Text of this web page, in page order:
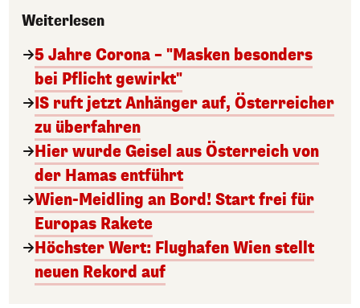
Weiterlesen
5 Jahre Corona – "Masken besonders
bei Pflicht gewirkt"
IS ruft jetzt Anhänger auf, Österreicher
zu überfahren
Hier wurde Geisel aus Österreich von
der Hamas entführt
Wien-Meidling an Bord! Start frei für
Europas Rakete
Höchster Wert: Flughafen Wien stellt
neuen Rekord auf